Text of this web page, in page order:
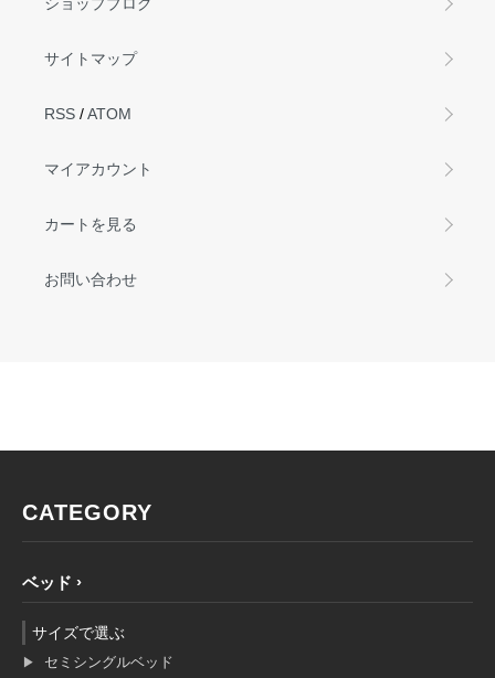
サイトマップ
RSS /ATOM
マイアカウント
カートを見る
お問い合わせ
CATEGORY
ベッド
サイズで選ぶ
セミシングルベッド